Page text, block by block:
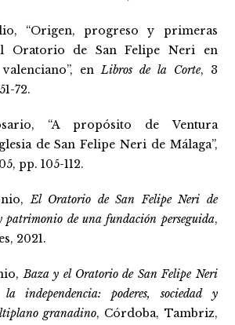
“Origen, progreso y primeras
Oratorio de San Felipe Neri en
enLibros de la Corte, 3
72.
“A propósito de Ventura
de San Felipe Neri de Málaga”,
pp. 105-112.
El Oratorio de San Felipe Neri de
patrimonio de una fundación perseguida,
2021.
Baza y el Oratorio de San Felipe Neri
independencia: poderes, sociedad y
granadino, Córdoba, Tambriz,